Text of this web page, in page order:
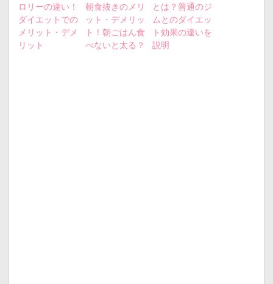
ロリーの違い！
ダイエットでの
メリット・デメ
リット
朝食抜きのメリ
ット・デメリッ
ト！朝ごはん食
べないと太る？
とは？普通のジ
ムとのダイエッ
ト効果の違いを
説明